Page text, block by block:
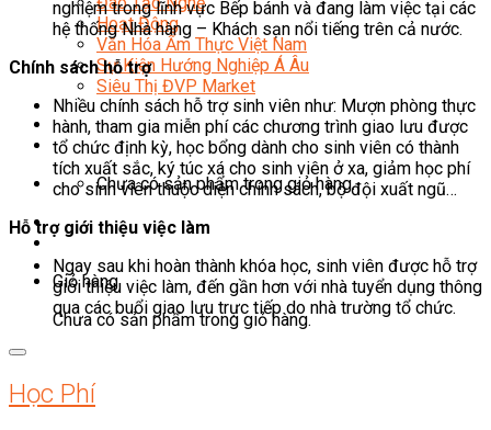
Hoạt Động
Văn Hóa Ẩm Thực Việt Nam
Sự Kiện Hướng Nghiệp Á Âu
Siêu Thị ĐVP Market
Chưa có sản phẩm trong giỏ hàng.
Giỏ hàng
Chưa có sản phẩm trong giỏ hàng.
nghiệm trong lĩnh vực Bếp bánh và đang làm việc tại các
hệ thống Nhà hàng – Khách sạn nổi tiếng trên cả nước.
Chính sách hỗ trợ
Nhiều chính sách hỗ trợ sinh viên như: Mượn phòng thực
hành, tham gia miễn phí các chương trình giao lưu được
tổ chức định kỳ, học bổng dành cho sinh viên có thành
tích xuất sắc, ký túc xá cho sinh viên ở xa, giảm học phí
cho sinh viên thuộc diện chính sách, bộ đội xuất ngũ…
Hỗ trợ giới thiệu việc làm
Ngay sau khi hoàn thành khóa học, sinh viên được hỗ trợ
giới thiệu việc làm, đến gần hơn với nhà tuyển dụng thông
qua các buổi giao lưu trực tiếp do nhà trường tổ chức.
Học Phí